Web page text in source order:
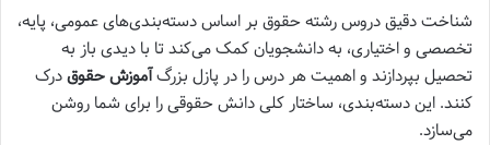
شناخت دقیق دروس رشته حقوق بر اساس دسته‌بندی‌های عمومی، پایه،
تخصصی و اختیاری، به دانشجویان کمک می‌کند تا با دیدی باز به
تحصیل بپردازند و اهمیت هر درس را در پازل بزرگآموزش حقوقدرک
کنند. این دسته‌بندی، ساختار کلی دانش حقوقی را برای شما روشن
می‌سازد.